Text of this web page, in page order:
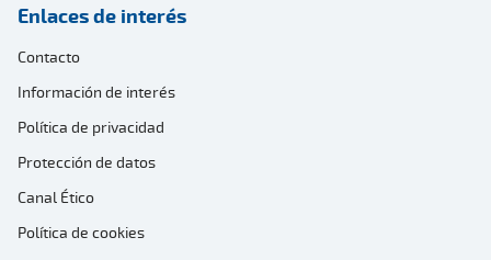
Enlaces de interés
Contacto
Información de interés
Política de privacidad
Protección de datos
Canal Ético
Política de cookies